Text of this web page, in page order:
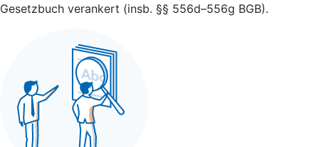
Gesetzbuch verankert (insb. §§ 556d–556g BGB).